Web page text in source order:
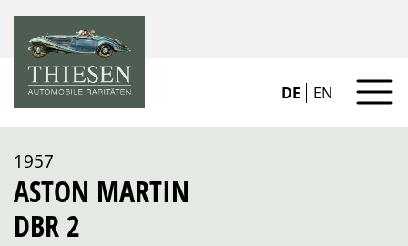
DE EN
1957
ASTON MARTIN
DBR 2